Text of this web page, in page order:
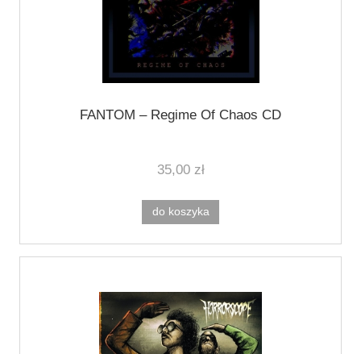
FANTOM ‎– Regime Of Chaos CD
35,00 zł
do koszyka